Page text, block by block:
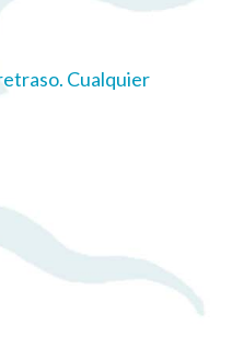
Cualquier